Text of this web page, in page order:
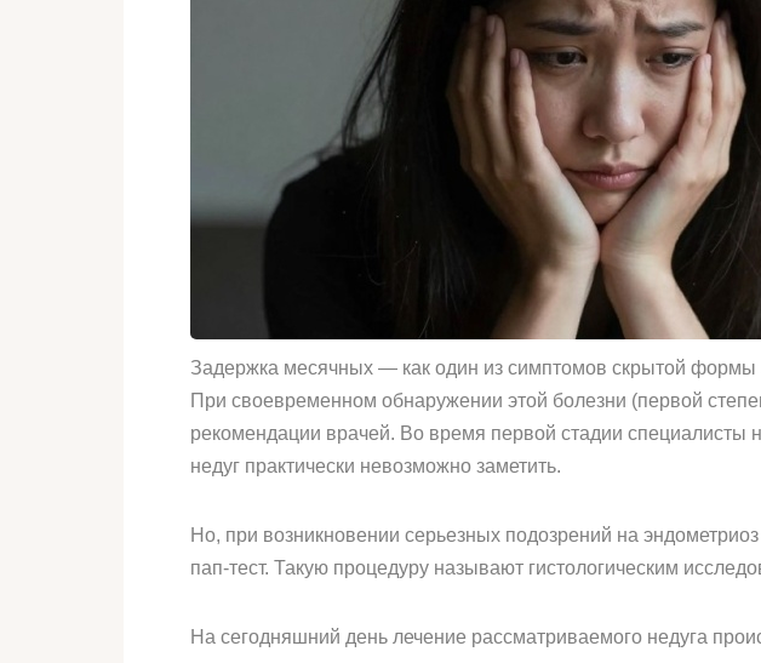
Задержка месячных — как один из симптомов скрытой формы
При своевременном обнаружении этой болезни (первой
рекомендации врачей. Во время первой стадии специалисты
недуг практически невозможно заметить.
Но, при возникновении серьезных подозрений на
пап-тест. Такую процедуру называют гистологическим
На сегодняшний день лечение рассматриваемого недуга